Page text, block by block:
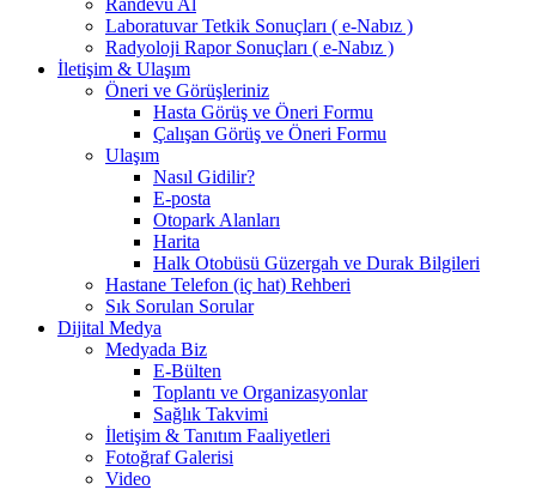
Laboratuvar Tetkik Sonuçları ( e-Nabız )
Radyoloji Rapor Sonuçları ( e-Nabız )
İletişim & Ulaşım
Öneri ve Görüşleriniz
Hasta Görüş ve Öneri Formu
Çalışan Görüş ve Öneri Formu
Ulaşım
Nasıl Gidilir?
E-posta
Otopark Alanları
Harita
Halk Otobüsü Güzergah ve Durak Bilgileri
Hastane Telefon (iç hat) Rehberi
Sık Sorulan Sorular
Dijital Medya
Medyada Biz
E-Bülten
Toplantı ve Organizasyonlar
Sağlık Takvimi
İletişim & Tanıtım Faaliyetleri
Fotoğraf Galerisi
Video